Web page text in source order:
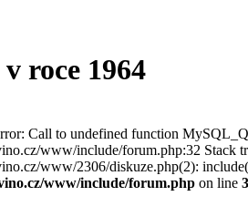
roce 1964
Call to undefined function
www/include/forum.php:32 Stack
www/2306/diskuze.php(2):
www/include/forum.php on line